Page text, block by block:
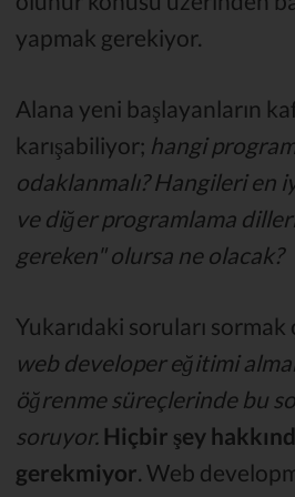
yapmak gerekiyor.
Alana yeni başlayanların
karışabiliyor; hangi
odaklanmalı? Hangileri en
ve diğer programlama
gereken" olursa ne olacak?
Yukarıdaki soruları sormak
web developer eğitimi
öğrenme süreçlerinde bu
soruyor. Hiçbir şey
gerekmiyor. Web